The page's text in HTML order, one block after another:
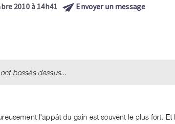
2010 à 14h41 Envoyer un message
bossés dessus...
l'appât du gain est souvent le plus fort.